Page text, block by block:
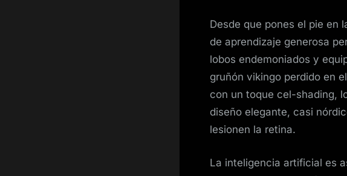
Desde que pones el pie en
de aprendizaje generosa
lobos endemoniados y
gruñón vikingo perdido en
con un toque cel-shading,
diseño elegante, casi
lesionen la retina.
La inteligencia artificial es